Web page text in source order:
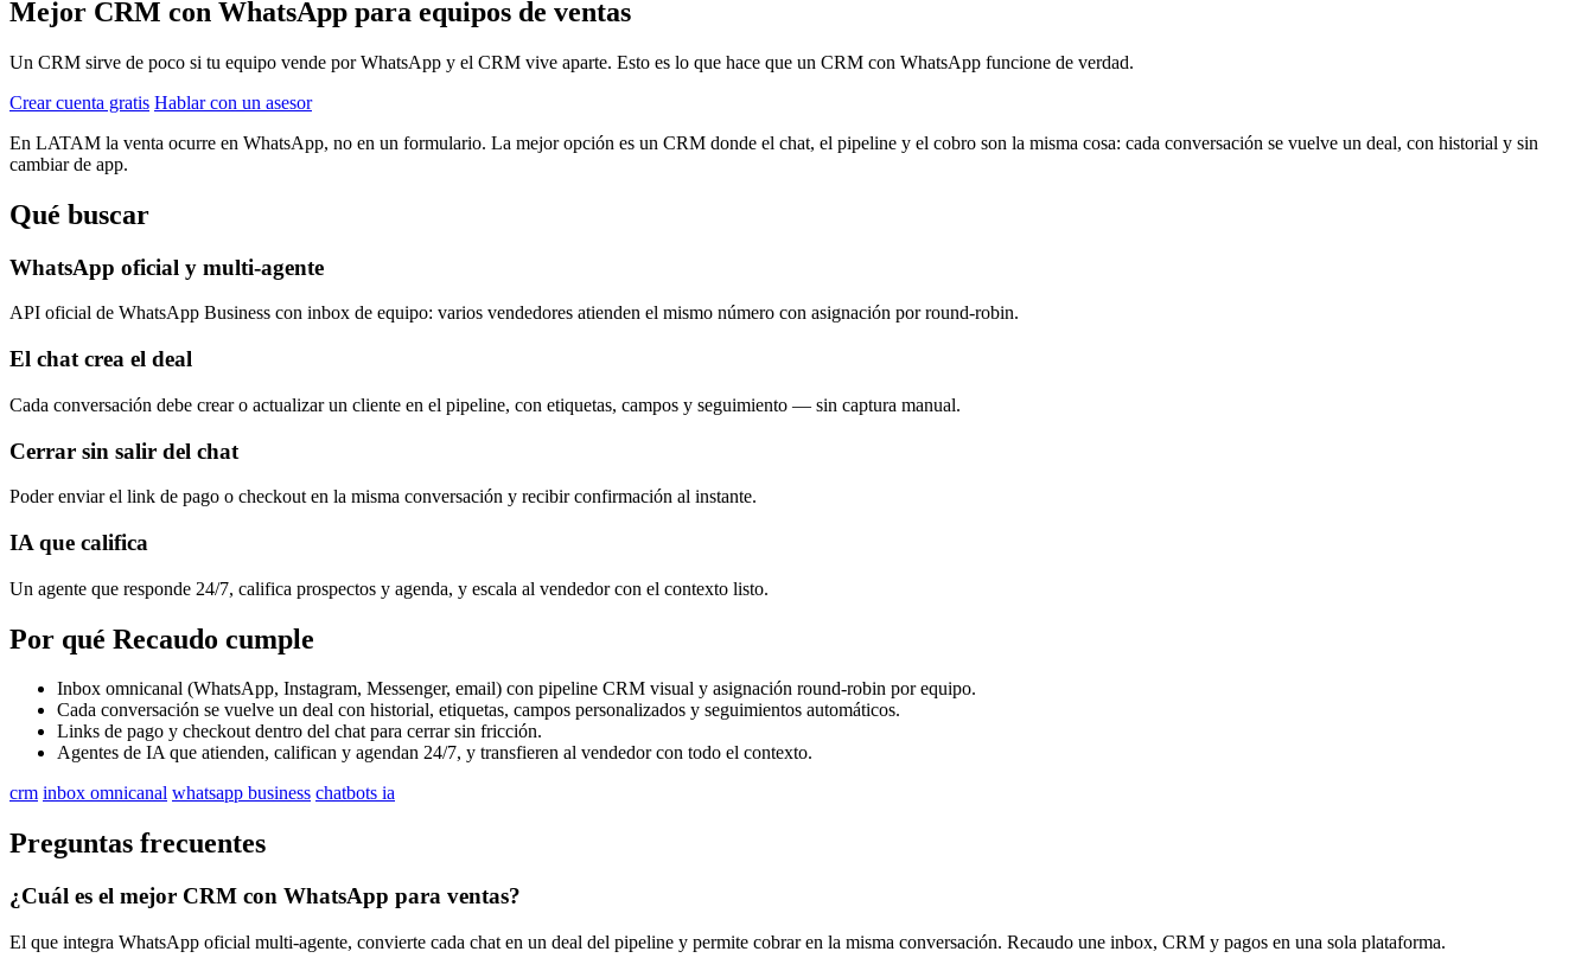
Mejor CRM con WhatsApp para equipos de ventas
Un CRM sirve de poco si tu equipo vende por WhatsApp y el CRM vive aparte. Esto es lo que hace que un CRM con WhatsApp funcione de verdad.
Crear cuenta gratis Hablar con un asesor
En LATAM la venta ocurre en WhatsApp, no en un formulario. La mejor opción es un CRM donde el chat, el pipeline y el cobro son la misma cosa: cada conversación se vuelve un deal, con historial y sin
cambiar de app.
Qué buscar
WhatsApp oficial y multi-agente
API oficial de WhatsApp Business con inbox de equipo: varios vendedores atienden el mismo número con asignación por round-robin.
El chat crea el deal
Cada conversación debe crear o actualizar un cliente en el pipeline, con etiquetas, campos y seguimiento — sin captura manual.
Cerrar sin salir del chat
Poder enviar el link de pago o checkout en la misma conversación y recibir confirmación al instante.
IA que califica
Un agente que responde 24/7, califica prospectos y agenda, y escala al vendedor con el contexto listo.
Por qué Recaudo cumple
Inbox omnicanal (WhatsApp, Instagram, Messenger, email) con pipeline CRM visual y asignación round-robin por equipo.
Cada conversación se vuelve un deal con historial, etiquetas, campos personalizados y seguimientos automáticos.
Links de pago y checkout dentro del chat para cerrar sin fricción.
Agentes de IA que atienden, califican y agendan 24/7, y transfieren al vendedor con todo el contexto.
crm inbox omnicanal whatsapp business chatbots ia
Preguntas frecuentes
¿Cuál es el mejor CRM con WhatsApp para ventas?
El que integra WhatsApp oficial multi-agente, convierte cada chat en un deal del pipeline y permite cobrar en la misma conversación. Recaudo une inbox, CRM y pagos en una sola plataforma.